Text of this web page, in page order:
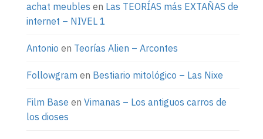
achat meubles en Las TEORÍAS más EXTAÑAS de
internet – NIVEL 1
Antonio en Teorías Alien – Arcontes
Followgram en Bestiario mitológico – Las Nixe
Film Base en Vimanas – Los antiguos carros de
los dioses